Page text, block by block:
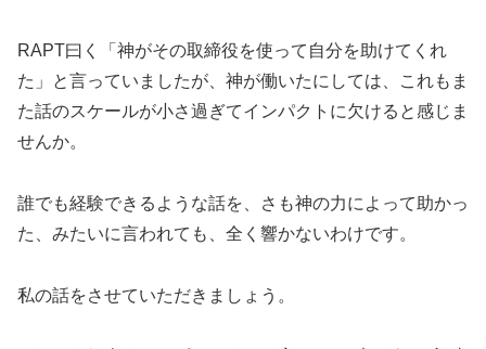
RAPT曰く「神がその取締役を使って自分を助けてくれ
た」と言っていましたが、神が働いたにしては、これもま
た話のスケールが小さ過ぎてインパクトに欠けると感じま
せんか。
誰でも経験できるような話を、さも神の力によって助かっ
た、みたいに言われても、全く響かないわけです。
私の話をさせていただきましょう。